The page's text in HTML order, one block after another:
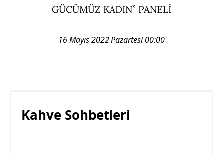
GÜCÜMÜZ KADIN” PANELİ
16 Mayıs 2022 Pazartesi 00:00
Kahve Sohbetleri